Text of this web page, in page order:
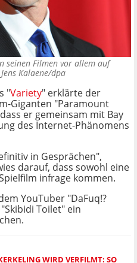
seinen Filmen vor allem auf
Jens Kalaene/dpa
"Variety" erklärte der
Giganten "Paramount
er gemeinsam mit Bay
des Internet-Phänomens
in Gesprächen",
darauf, dass sowohl eine
infrage kommen.
YouTuber "DaFuq!?
Toilet" ein
WIRD VERFILMT: SO